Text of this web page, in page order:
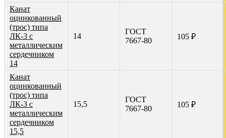
Канат
оцинкованный
(трос) типа
ЛК-3 с
металлическим
сердечником
14
14
ГОСТ
7667-80
105 ₽
Канат
оцинкованный
(трос) типа
ЛК-3 с
металлическим
сердечником
15,5
15,5
ГОСТ
7667-80
105 ₽